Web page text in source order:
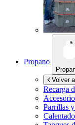
Propano
Volver
Recarga
Parrillas